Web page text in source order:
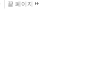
끝 페이지